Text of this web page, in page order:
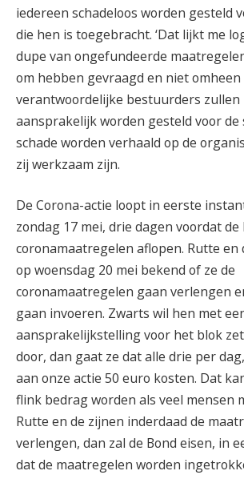
iedereen schadeloos worden gesteld
die hen is toegebracht. ‘Dat lijkt me
dupe van ongefundeerde
om hebben gevraagd en niet omheen
verantwoordelijke bestuurders
aansprakelijk worden gesteld voor de
schade worden verhaald op de
zij werkzaam zijn.
De Corona-actie loopt in eerste
zondag 17 mei, drie dagen voordat de
coronamaatregelen aflopen. Rutte en
op woensdag 20 mei bekend of ze de
coronamaatregelen gaan verlengen
gaan invoeren. Zwarts wil hen met
aansprakelijkstelling voor het blok
door, dan gaat ze dat alle drie per
aan onze actie 50 euro kosten. Dat
flink bedrag worden als veel mensen
Rutte en de zijnen inderdaad de
verlengen, dan zal de Bond eisen, in
dat de maatregelen worden